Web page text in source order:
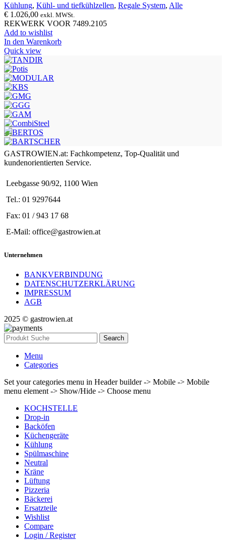
Kühlung, Kühl- und tiefkühlzellen, Regale System, Alle
€ 1.026,00 exkl. MWSt.
REKWERK VOOR 7489.2105
Add to wishlist
In den Warenkorb
Quick view
GASTROWIEN.at: Fachkompetenz, Top-Qualität und
kundenorientierten Service.
Leebgasse 90/92, 1100 Wien
Tel.: 01 9297644
Fax: 01 / 943 17 68
E-Mail: office@gastrowien.at
Unternehmen
BANKVERBINDUNG
DATENSCHUTZERKLÄRUNG
IMPRESSUM
AGB
2025 © gastrowien.at
Search
Menu
Categories
Set your categories menu in Header builder -> Mobile -> Mobile
menu element -> Show/Hide -> Choose menu
KOCHSTELLE
Drop-in
Backöfen
Küchengeräte
Kühlung
Spülmaschine
Neutral
Kräne
Lüftung
Pizzeria
Bäckerei
Ersatzteile
Wishlist
Compare
Login / Register